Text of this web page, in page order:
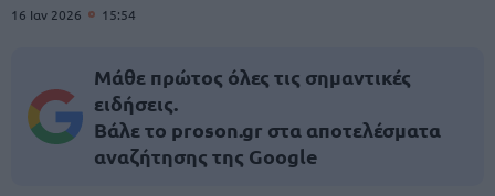
16 Ιαν 2026 15:54
Μάθε πρώτος όλες τις σημαντικές
ειδήσεις.
Βάλε το proson.gr στα αποτελέσματα
αναζήτησης της Google